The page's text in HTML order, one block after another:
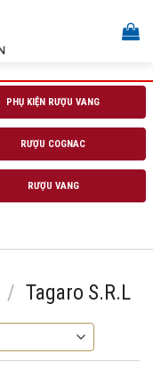
PHỤ KIỆN RƯỢU VANG
RƯỢU COGNAC
RƯỢU VANG
/ Tagaro S.R.L